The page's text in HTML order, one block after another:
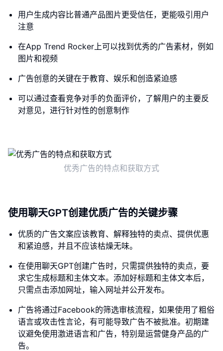
用户生成内容比普通产品图片更受信任，更能吸引用户
注意
在App Trend Rocker上可以找到优秀的广告素材，例如
图片和视频
广告创意的关键在于教育、娱乐和创造紧迫感
可以通过查看竞争对手的负面评价，了解用户的主要反
对意见，进行针对性的创意制作
优秀广告的特点和获取方式
使用聊天GPT创建优质广告的关键步骤
优质的广告文案应该教育、解释独特的卖点、提供优惠
和紧迫感，并且不应该枯燥无味。
在使用聊天GPT创建广告时，只需提供独特的卖点，要
求它生成标题和主体文本。添加好标题和主体文本后，
只需点击添加网址，输入网址并公开发布。
广告将通过Facebook的筛选审核流程，如果使用了粗俗
语言或攻击性言论，有可能导致广告不被批准。初期建
议避免使用激进语言和广告，特别是运营健身产品的广
告。